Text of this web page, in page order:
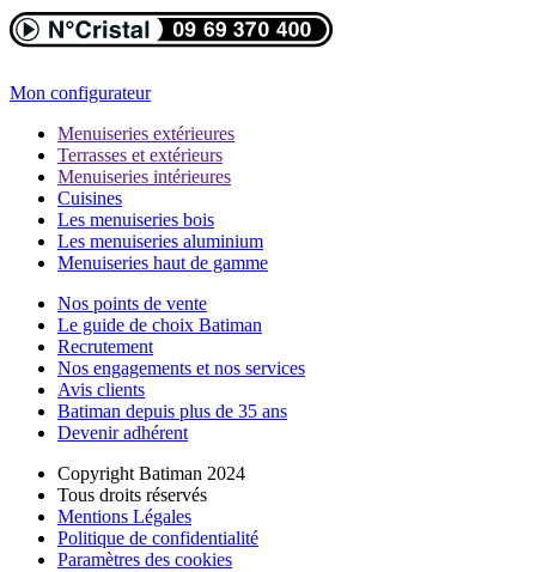
Mon configurateur
Menuiseries extérieures
Terrasses et extérieurs
Menuiseries intérieures
Cuisines
Les menuiseries bois
Les menuiseries aluminium
Menuiseries haut de gamme
Nos points de vente
Le guide de choix Batiman
Recrutement
Nos engagements et nos services
Avis clients
Batiman depuis plus de 35 ans
Devenir adhérent
Copyright Batiman 2024
Tous droits réservés
Mentions Légales
Politique de confidentialité
Paramètres des cookies